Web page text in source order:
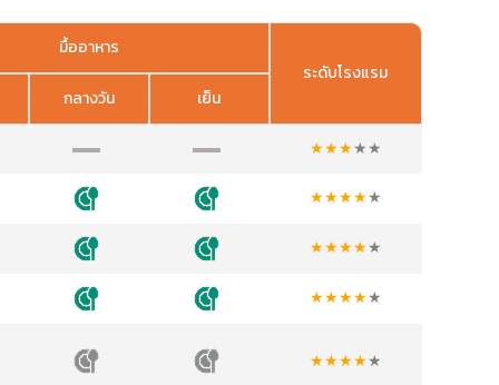
มื้ออาหาร
ระดับโรงแรม
กลางวัน เย็น
★★★★★
★★★★★
★★★★★
★★★★★
★★★★★